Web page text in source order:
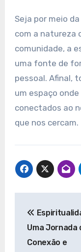
Seja por meio
com a natureza
comunidade, a
uma fonte de
pessoal. Afinal,
um espaço
conectados ao
que nos cercam.
de
Post
Uma Jornada
Conexão e